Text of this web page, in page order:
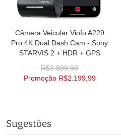
Câmera Veicular Viofo A229
Pro 4K Dual Dash Cam - Sony
STARVIS 2 + HDR + GPS
R$3.899,99
Promoção R$2.199,99
Sugestões